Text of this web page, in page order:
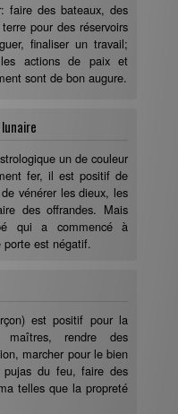
faire des bateaux, des
pour des réservoirs
finaliser un travail;
les actions de paix et
sont de bon augure.
un de couleur
fer, il est positif de
vénérer les dieux, les
des offrandes. Mais
qui a commencé à
porte est négatif.
est positif pour la
maîtres, rendre des
marcher pour le bien
pujas du feu, faire des
telles que la propreté